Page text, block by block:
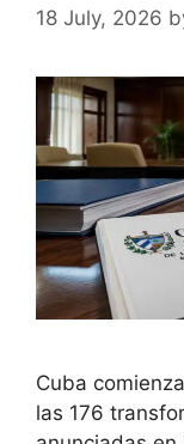
18 July, 2026
Cuba
las 176